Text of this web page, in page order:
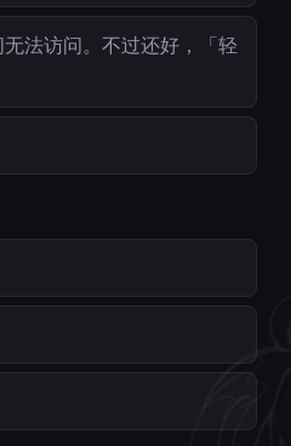
法访问。不过还好，「轻